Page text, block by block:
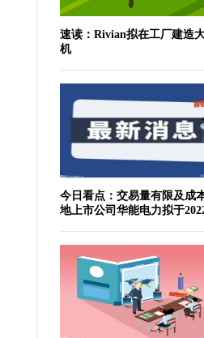
速读：Rivian拟在工厂建造
机
今日看点：交易量有限及成
地上市公司华能电力拟于